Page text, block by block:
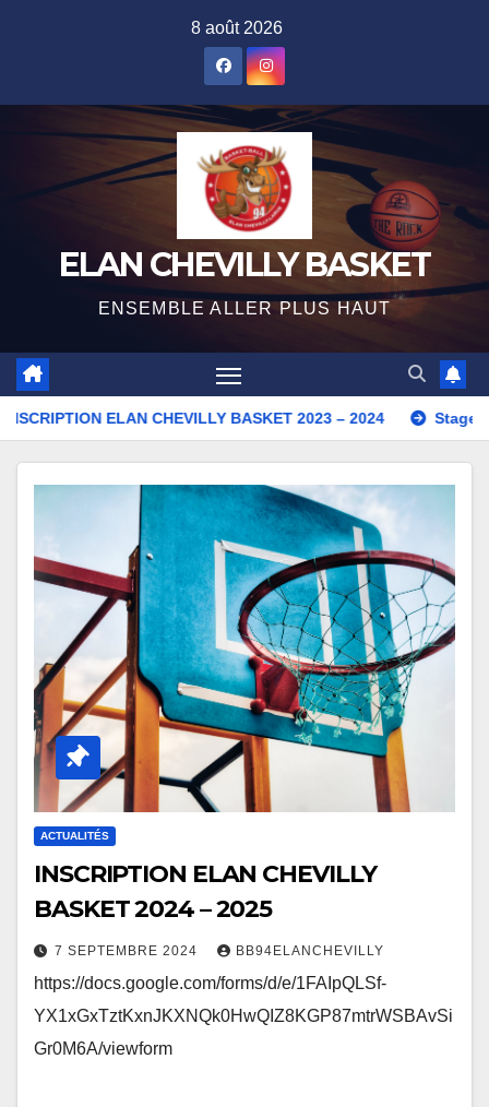
8 août 2026
ELAN CHEVILLY BASKET
ENSEMBLE ALLER PLUS HAUT
ELAN CHEVILLY BASKET 2023 – 2024 Stage de la
ACTUALITÉS
INSCRIPTION ELAN CHEVILLY
BASKET 2024 – 2025
7 SEPTEMBRE 2024 BB94ELANCHEVILLY
https://docs.google.com/forms/d/e/1FAIpQLSf-
YX1xGxTztKxnJKXNQk0HwQIZ8KGP87mtrWSBAvSi
Gr0M6A/viewform